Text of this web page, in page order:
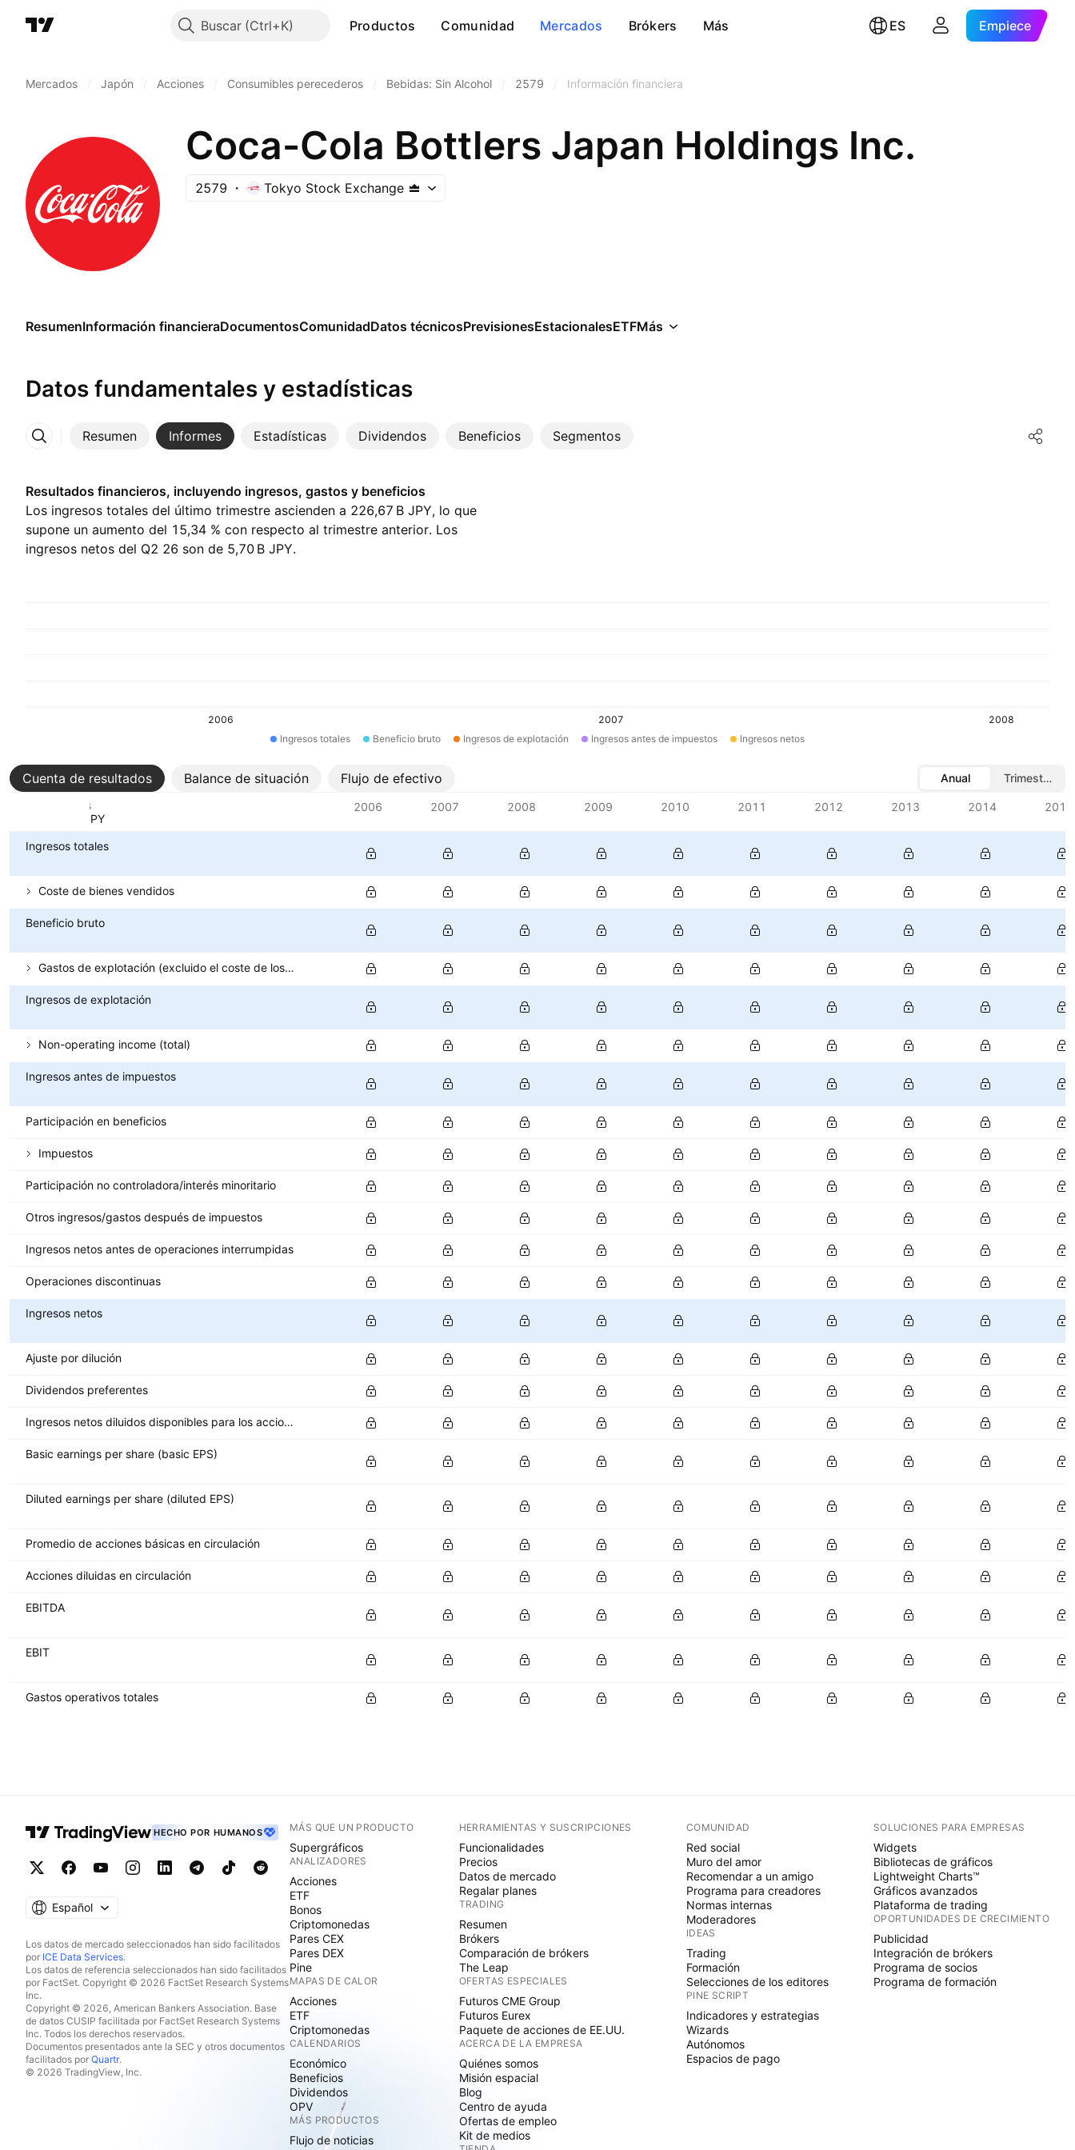
Buscar Productos Comunidad Mercados Brókers Más ES Empiece
Mercados Japón Acciones Consumibles perecederos Bebidas: Sin Alcohol 2579 Información financiera
Coca-Cola Bottlers Japan Holdings Inc.
2579 Tokyo Stock Exchange
ResumenInformación financieraDocumentosComunidadDatos técnicosPrevisionesEstacionalesETFMás
Datos fundamentales y estadísticas
Resumen Informes Estadísticas Dividendos Beneficios Segmentos
Más
Resultados financieros, incluyendo ingresos, gastos y beneficios
Los ingresos totales del último trimestre ascienden a ‪226,67 B‬ JPY, lo que
supone un aumento del 15,34 % con respecto al trimestre anterior. Los
ingresos netos del Q2 26 son de ‪5,70 B‬ JPY.
2006 2007
2008
Ingresos totales
Beneficio bruto Ingresos de explotación Ingresos antes de impuestos Ingresos netos
Cuenta de resultados Balance de situación Flujo de efectivo Anual
Trimestral
Métricas
Divisa: JPY
2006 2007 2008 2009 2010 2011 2012 2013 2014 2015
Ingresos totales
Coste de bienes vendidos
Beneficio bruto
Gastos de explotación (excluido el coste de los bienes vendidos)
Ingresos de explotación
Non-operating income (total)
Ingresos antes de impuestos
Participación en beneficios
Impuestos
Participación no controladora/interés minoritario
Otros ingresos/gastos después de impuestos
Ingresos netos antes de operaciones interrumpidas
Operaciones discontinuas
Ingresos netos
Ajuste por dilución
Dividendos preferentes
Ingresos netos diluidos disponibles para los accionistas ordinarios
Basic earnings per share (basic EPS)
Diluted earnings per share (diluted EPS)
Promedio de acciones básicas en circulación
Acciones diluidas en circulación
EBITDA
EBIT
Gastos operativos totales
HECHO POR HUMANOS
Español
Los datos de mercado seleccionados han sido facilitados
por ICE Data Services.
Los datos de referencia seleccionados han sido facilitados
por FactSet. Copyright © 2026 FactSet Research Systems
Inc.
Copyright © 2026, American Bankers Association. Base
de datos CUSIP facilitada por FactSet Research Systems
Inc. Todos los derechos reservados.
Documentos presentados ante la SEC y otros documentos
facilitados por Quartr.
© 2026 TradingView, Inc.
MÁS QUE UN PRODUCTO
Supergráficos
ANALIZADORES
Acciones
ETF
Bonos
Criptomonedas
Pares CEX
Pares DEX
Pine
MAPAS DE CALOR
Acciones
ETF
Criptomonedas
CALENDARIOS
Económico
Beneficios
Dividendos
OPV
MÁS PRODUCTOS
Flujo de noticias
HERRAMIENTAS Y SUSCRIPCIONES
Funcionalidades
Precios
Datos de mercado
Regalar planes
TRADING
Resumen
Brókers
Comparación de brókers
The Leap
OFERTAS ESPECIALES
Futuros CME Group
Futuros Eurex
Paquete de acciones de EE.UU.
ACERCA DE LA EMPRESA
Quiénes somos
Misión espacial
Blog
Centro de ayuda
Ofertas de empleo
Kit de medios
COMUNIDAD
Red social
Muro del amor
Recomendar a un amigo
Programa para creadores
Normas internas
Moderadores
IDEAS
Trading
Formación
Selecciones de los editores
PINE SCRIPT
Indicadores y estrategias
Wizards
Autónomos
Espacios de pago
SOLUCIONES PARA EMPRESAS
Widgets
Bibliotecas de gráficos
Lightweight Charts™
Gráficos avanzados
Plataforma de trading
OPORTUNIDADES DE CRECIMIENTO
Publicidad
Integración de brókers
Programa de socios
Programa de formación